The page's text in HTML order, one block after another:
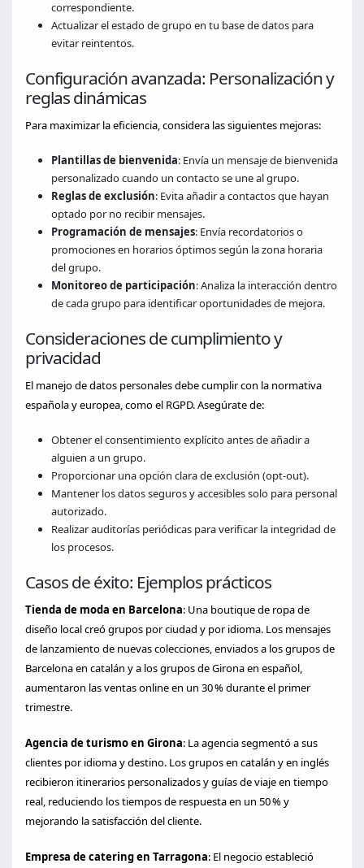
correspondiente.
Actualizar el estado de grupo en tu base de datos para
evitar reintentos.
Configuración avanzada: Personalización y
reglas dinámicas
Para maximizar la eficiencia, considera las siguientes mejoras:
Plantillas de bienvenida: Envía un mensaje de bienvenida
personalizado cuando un contacto se une al grupo.
Reglas de exclusión: Evita añadir a contactos que hayan
optado por no recibir mensajes.
Programación de mensajes: Envía recordatorios o
promociones en horarios óptimos según la zona horaria
del grupo.
Monitoreo de participación: Analiza la interacción dentro
de cada grupo para identificar oportunidades de mejora.
Consideraciones de cumplimiento y
privacidad
El manejo de datos personales debe cumplir con la normativa
española y europea, como el RGPD. Asegúrate de:
Obtener el consentimiento explícito antes de añadir a
alguien a un grupo.
Proporcionar una opción clara de exclusión (opt-out).
Mantener los datos seguros y accesibles solo para personal
autorizado.
Realizar auditorías periódicas para verificar la integridad de
los procesos.
Casos de éxito: Ejemplos prácticos
Tienda de moda en Barcelona: Una boutique de ropa de
diseño local creó grupos por ciudad y por idioma. Los mensajes
de lanzamiento de nuevas colecciones, enviados a los grupos de
Barcelona en catalán y a los grupos de Girona en español,
aumentaron las ventas online en un 30 % durante el primer
trimestre.
Agencia de turismo en Girona: La agencia segmentó a sus
clientes por idioma y destino. Los grupos en catalán y en inglés
recibieron itinerarios personalizados y guías de viaje en tiempo
real, reduciendo los tiempos de respuesta en un 50 % y
mejorando la satisfacción del cliente.
Empresa de catering en Tarragona: El negocio estableció